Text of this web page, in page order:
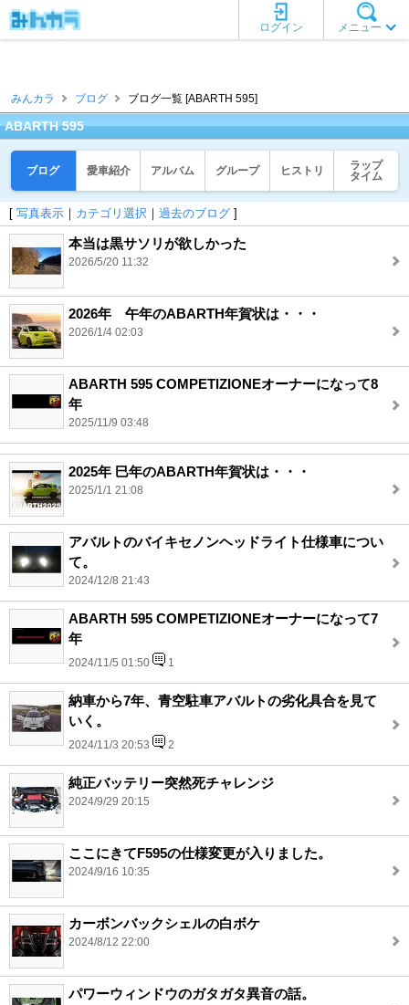
メニュー
ログイン
みんカラ ブログ ブログ一覧 [ABARTH 595]
ABARTH 595
ブログ 愛車紹介 アルバム グループ ヒストリ
ラップ
タイム
[ 写真表示 ｜ カテゴリ選択 ｜ 過去のブログ ]
本当は黒サソリが欲しかった
2026/5/20 11:32
2026年 午年のABARTH年賀状は・・・
2026/1/4 02:03
ABARTH 595 COMPETIZIONEオーナーになって8
年
2025/11/9 03:48
2025年 巳年のABARTH年賀状は・・・
2025/1/1 21:08
アバルトのバイキセノンヘッドライト仕様車につい
て。
2024/12/8 21:43
ABARTH 595 COMPETIZIONEオーナーになって7
年
2024/11/5 01:50 1
納車から7年、青空駐車アバルトの劣化具合を見て
いく。
2024/11/3 20:53 2
純正バッテリー突然死チャレンジ
2024/9/29 20:15
ここにきてF595の仕様変更が入りました。
2024/9/16 10:35
カーボンバックシェルの白ボケ
2024/8/12 22:00
パワーウィンドウのガタガタ異音の話。